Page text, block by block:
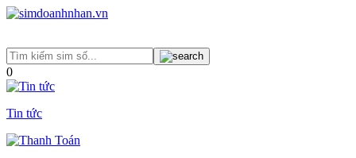
0
Tin tức